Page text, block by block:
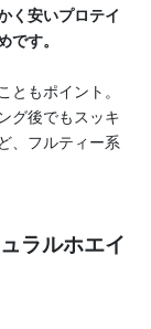
く安いプロテイ
です。
ともポイント。
グ後でもスッキ
、フルティー系
ラルホエイ